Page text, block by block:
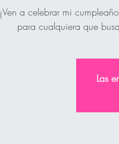
¡Ven a celebrar mi
para cualquiera que
Las